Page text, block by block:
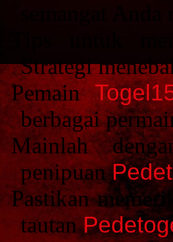
Strategi
Pemain
berbagai
Mainlah
penipuan
Pastikan
tautan